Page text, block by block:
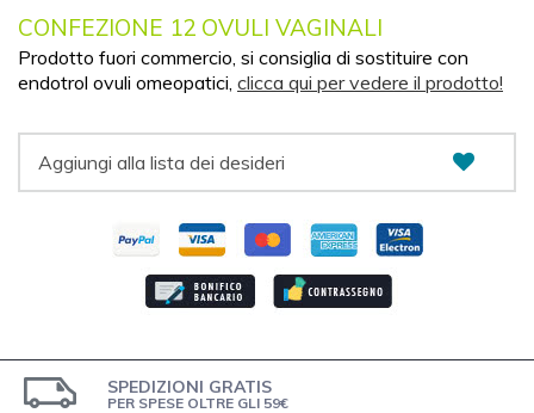
CONFEZIONE 12 OVULI VAGINALI
Prodotto fuori commercio, si consiglia di sostituire con
endotrol ovuli omeopatici, clicca qui per vedere il prodotto!
Aggiungi alla lista dei desideri
SPEDIZIONI GRATIS
PER SPESE OLTRE GLI 59€